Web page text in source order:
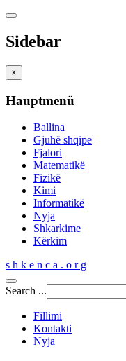
Sidebar
×
Hauptmenü
Ballina
Gjuhë shqipe
Fjalori
Matematikë
Fizikë
Kimi
Informatikë
Nyja
Shkarkime
Kërkim
s h k e n c a . o r g
Search ...
Fillimi
Kontakti
Nyja